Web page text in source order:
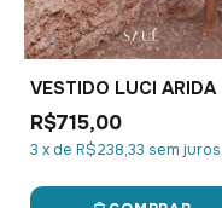
VESTIDO LUCI ARIDA
R$715,00
3 xde R$238,33 sem juros